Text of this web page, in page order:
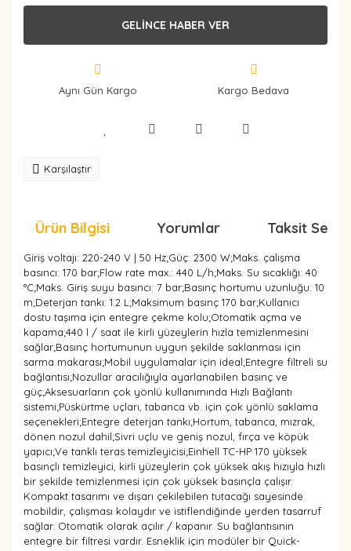
GELİNCE HABER VER
Aynı Gün Kargo Kargo Bedava
Karşılaştır
Ürün Bilgisi Yorumlar Taksit
Giriş voltajı: 220-240 V | 50 Hz;Güç: 2300 W;Maks. çalışma
basıncı: 170 bar;Flow rate max.: 440 L/h;Maks. Su sıcaklığı: 40
°C;Maks. Giriş suyu basıncı: 7 bar;Basınç hortumu uzunluğu: 10
m;Deterjan tankı: 1.2 L;Maksimum basınç 170 bar;Kullanıcı
dostu taşıma için entegre çekme kolu;Otomatik açma ve
kapama;440 l / saat ile kirli yüzeylerin hızla temizlenmesini
sağlar;Basınç hortumunun uygun şekilde saklanması için
sarma makarası;Mobil uygulamalar için ideal;Entegre filtreli su
bağlantısı;Nozullar aracılığıyla ayarlanabilen basınç ve
güç;Aksesuarların çok yönlü kullanımında Hızlı Bağlantı
sistemi;Püskürtme uçları, tabanca vb. için çok yönlü saklama
seçenekleri;Entegre deterjan tankı;Hortum, tabanca, mızrak,
dönen nozul dahil;Sivri uçlu ve geniş nozul, fırça ve köpük
yapıcı;Ve tanklı teras temizleyicisi;Einhell TC-HP 170 yüksek
basınçlı temizleyici, kirli yüzeylerin çok yüksek akış hızıyla hızlı
bir şekilde temizlenmesi için çok yüksek basınçla çalışır.
Kompakt tasarımı ve dışarı çekilebilen tutacağı sayesinde
mobildir, çalışması kolaydır ve istiflendiğinde yerden tasarruf
sağlar. Otomatik olarak açılır / kapanır. Su bağlantısının
entegre bir filtresi vardır. Esneklik için modüler bir Quick-